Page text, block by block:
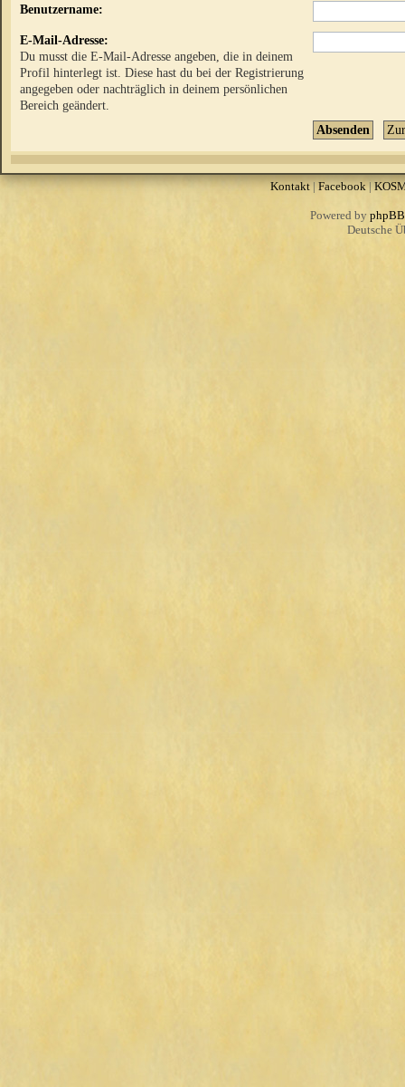
Benutzername:
E-Mail-Adresse:
Du musst die E-Mail-Adresse angeben, die in deinem
Profil hinterlegt ist. Diese hast du bei der Registrierung
angegeben oder nachträglich in deinem persönlichen
Bereich geändert.
Kontakt| Facebook |
Powered by phpBB
Deutsche